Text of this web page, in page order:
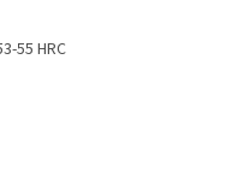
55 HRC